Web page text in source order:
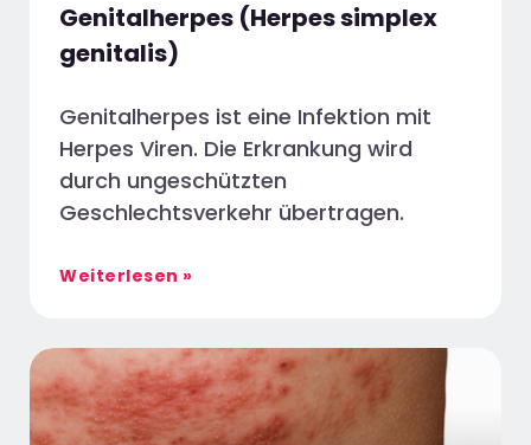
Genitalherpes (Herpes simplex
genitalis)
Genitalherpes ist eine Infektion mit
Herpes Viren. Die Erkrankung wird
durch ungeschützten
Geschlechtsverkehr übertragen.
Weiterlesen »